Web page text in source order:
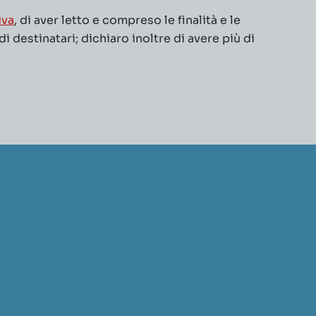
, di aver letto e compreso le finalità e le
destinatari; dichiaro inoltre di avere più di